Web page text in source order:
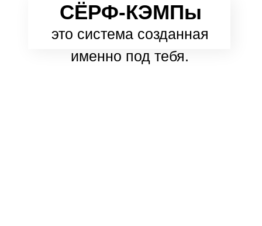
СЁРФ-КЭМПы
это система созданная
именно под тебя.